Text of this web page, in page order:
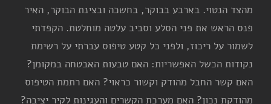
מהצד הנטוי. בארבע בבוקר, בחשכה ובצינת הבוקר, האיר
פנס הראש את פני הסלע וסביב עלטה מוחלטת. הקפדתי
לשמור על ריכוז, ולפני כל קטע טיפוס עברתי על רשימת
נקודות הכשל האפשריות: האם טבעות האבטחה במקומן?
האם קשר החבל מהודק וקשור כראוי? האם רתמת הטיפוס
מהודקת נכון? האם מערכת הקשרים והעגינות לקיר יציבה?